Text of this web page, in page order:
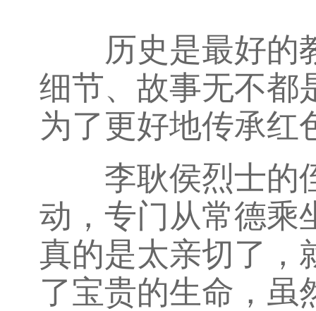
历史是最好的教
细节、故事无不都
为了更好地传承红
李耿侯烈士的侄
动，专门从常德乘
真的是太亲切了，
了宝贵的生命，虽